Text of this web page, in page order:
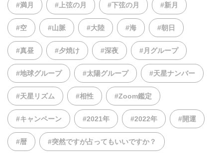
#満月 #上弦の月 #下弦の月 #新月
#空 #山脈 #大陸 #海 #朝日
#真昼 #夕焼け #深夜 #月グループ
#地球グループ #太陽グループ #天星ナンバー
#天星リズム #相性 #Zoom鑑定
#キャンペーン #2021年 #2022年 #開運
#暦 #突然ですが占ってもいいですか？